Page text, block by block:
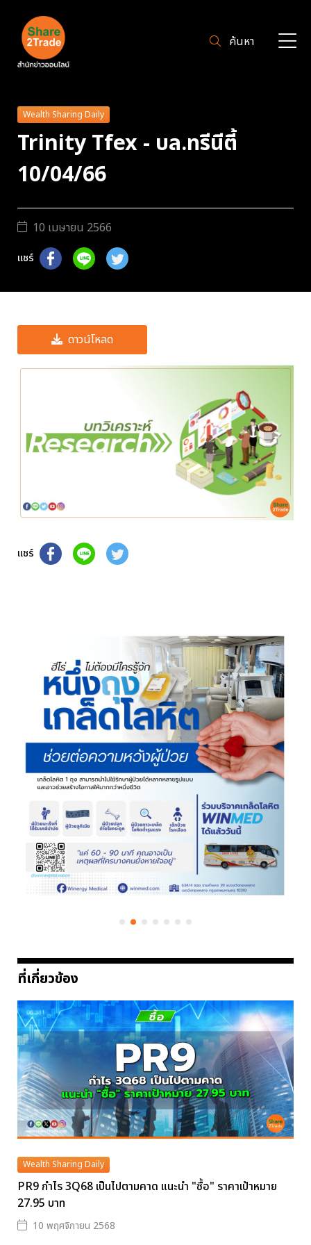
ค้นหา
Wealth Sharing Daily
Trinity Tfex - บล.ทรีนีตี้
10/04/66
10 เมษายน 2566
แชร์
ดาวน์โหลด
แชร์
ที่เกี่ยวข้อง
Wealth Sharing Daily
PR9 กำไร 3Q68 เป็นไปตามคาด แนะนำ "ซื้อ" ราคาเป้าหมาย
27.95 บาท
10 พฤศจิกายน 2568